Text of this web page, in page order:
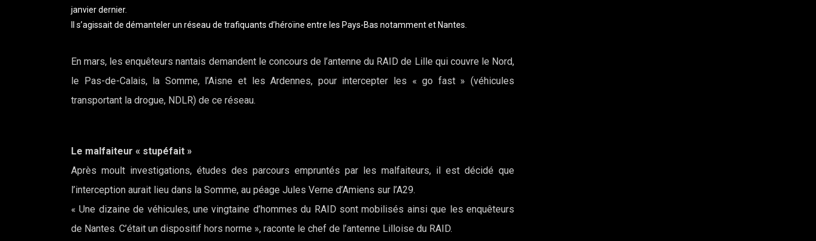
janvier dernier.
Il s’agissait de démanteler un réseau de trafiquants d’héroïne entre les Pays-Bas notamment et Nantes.
En mars, les enquêteurs nantais demandent le concours de l’antenne du RAID de Lille qui couvre le Nord,
le Pas-de-Calais, la Somme, l’Aisne et les Ardennes, pour intercepter les « go fast » (véhicules
transportant la drogue, NDLR) de ce réseau.
Le malfaiteur « stupéfait »
Après moult investigations, études des parcours empruntés par les malfaiteurs, il est décidé que
l’interception aurait lieu dans la Somme, au péage Jules Verne d’Amiens sur l’A29.
« Une dizaine de véhicules, une vingtaine d’hommes du RAID sont mobilisés ainsi que les enquêteurs
de Nantes. C’était un dispositif hors norme », raconte le chef de l’antenne Lilloise du RAID.